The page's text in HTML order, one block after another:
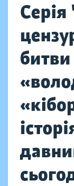
Серія
битви